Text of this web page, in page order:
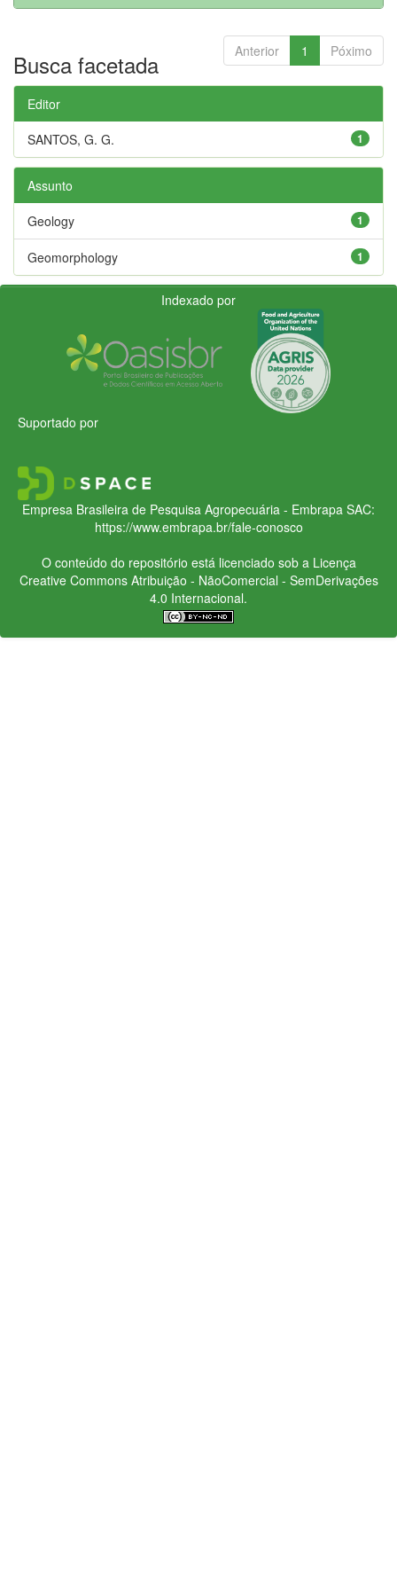
Anterior 1 Póximo
Busca facetada
Editor
1
SANTOS, G. G.
Assunto
1
Geology
1
Geomorphology
Indexado por
Suportado por
Empresa Brasileira de Pesquisa Agropecuária - Embrapa SAC:
https://www.embrapa.br/fale-conosco
O conteúdo do repositório está licenciado sob a Licença
Creative CommonsAtribuição - NãoComercial - SemDerivações
4.0 Internacional.